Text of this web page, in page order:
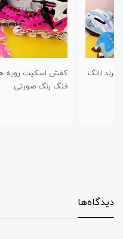
کفش اسکیت رویه هارد برند لانگ
فنگ رنگ صورتی
دیدگاه‌ها